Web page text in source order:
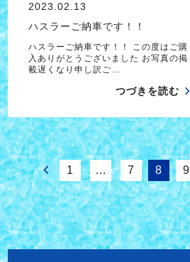
2023.02.13
ハスラーご納車です！！
ハスラーご納車です！！ この度はご購
入ありがとうございました お写真の掲
載遅くなり申し訳ご…
つづきを読む
1 … 7 8 9